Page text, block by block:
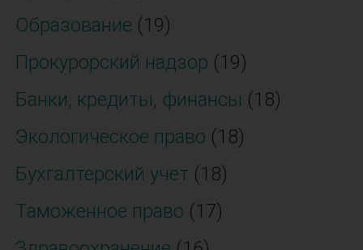
Образование (19)
Прокурорский надзор (19)
Банки, кредиты, финансы (18)
Экологическое право (18)
Бухгалтерский учет (18)
Таможенное право (17)